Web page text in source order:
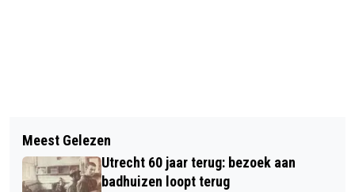
BIJKOMENDE INCASSOKOSTEN NIET
TE VERHALEN OP
VERZEKERINGNEMER
PROVINCIE UTRECHT STELT
MEDEWERKER OP NON-ACTIEF
Meest Gelezen
Utrecht 60 jaar terug: bezoek aan
badhuizen loopt terug